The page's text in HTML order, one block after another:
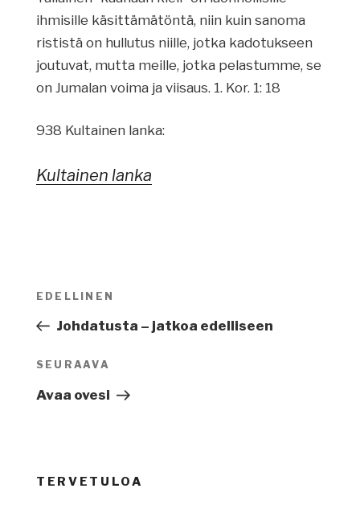
ihmisille käsittämätöntä, niin kuin sanoma
rististä on hullutus niille, jotka kadotukseen
joutuvat, mutta meille, jotka pelastumme, se
on Jumalan voima ja viisaus. 1. Kor. 1: 18
938 Kultainen lanka:
Kultainen lanka
Artikkelien
Edellinen
artikkeli
EDELLINEN
Johdatusta – jatkoa edelliseen
Seuraava
artikkeli
SEURAAVA
Avaa ovesi
TERVETULOA